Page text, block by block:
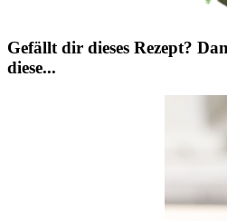
Gefällt dir dieses Rezept?
diese...